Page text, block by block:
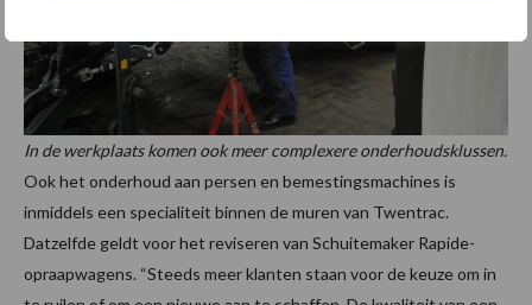
In de werkplaats komen ook meer complexere onderhoudsklussen.
Ook het onderhoud aan persen en bemestingsmachines is
inmiddels een specialiteit binnen de muren van Twentrac.
Datzelfde geldt voor het reviseren van Schuitemaker Rapide-
opraapwagens. “Steeds meer klanten staan voor de keuze om in